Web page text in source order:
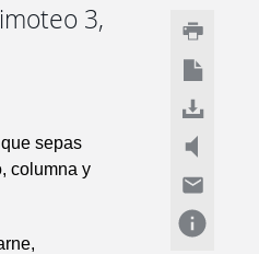
3,
sepas
columna y